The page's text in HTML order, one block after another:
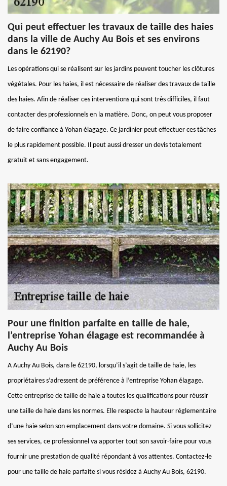
Qui peut effectuer les travaux de taille des haies
dans la ville de Auchy Au Bois et ses environs
dans le 62190?
Les opérations qui se réalisent sur les jardins peuvent toucher les clôtures
végétales. Pour les haies, il est nécessaire de réaliser des travaux de taille
des haies. Afin de réaliser ces interventions qui sont très difficiles, il faut
contacter des professionnels en la matière. Donc, on peut vous proposer
de faire confiance à Yohan élagage. Ce jardinier peut effectuer ces tâches
le plus rapidement possible. Il peut aussi dresser un devis totalement
gratuit et sans engagement.
Pour une finition parfaite en taille de haie,
l’entreprise Yohan élagage est recommandée à
Auchy Au Bois
A Auchy Au Bois, dans le 62190, lorsqu’il s’agit de taille de haie, les
propriétaires s’adressent de préférence à l’entreprise Yohan élagage.
Cette entreprise de taille de haie a toutes les qualifications pour réussir
une taille de haie dans les normes. Elle respecte la hauteur réglementaire
d’une haie selon son emplacement dans votre domaine. Si vous sollicitez
ses services, ce professionnel va apporter tout son savoir-faire pour vous
fournir une prestation de qualité répondant à vos attentes. Contactez-le
pour une taille de haie parfaite si vous résidez à Auchy Au Bois, 62190.